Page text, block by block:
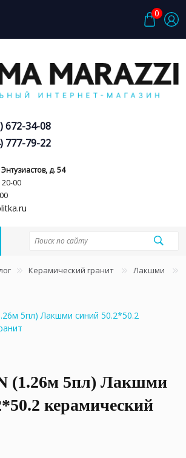
0
д. 54
00
672-34-08
777-79-22
Керамический гранит Лакшми
(1.26м 5пл) Лакшми
керамический